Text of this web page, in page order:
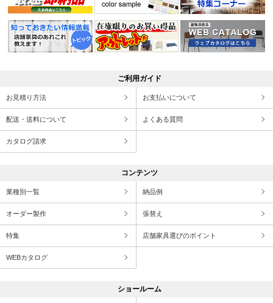
ご利用ガイド
お見積り方法 お支払いについて
配送・送料について よくある質問
カタログ請求
コンテンツ
業種別一覧 納品例
オーダー製作 張替え
特集 店舗家具選びのポイント
WEBカタログ
ショールーム